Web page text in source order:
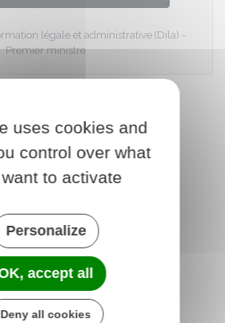
légale et administrative (Dila) -
Premier ministre
uses cookies and
control over what
to activate
Personalize
accept all
Deny all cookies